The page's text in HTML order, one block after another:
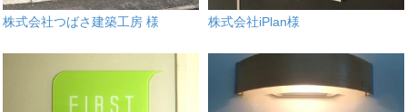
株式会社つばさ建築工房 様 株式会社iPlan様